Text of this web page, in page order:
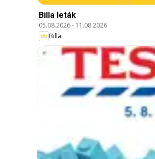
Billa leták
05.08.2026- 11.08.2026
Billa